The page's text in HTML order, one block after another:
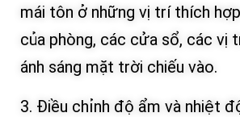
mái tôn ở những vị trí thích
của phòng, các cửa sổ, các vị
ánh sáng mặt trời chiếu vào.
3. Điều chỉnh độ ẩm và nhiệt